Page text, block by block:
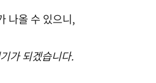
나올 수 있으니,
가 되겠습니다.